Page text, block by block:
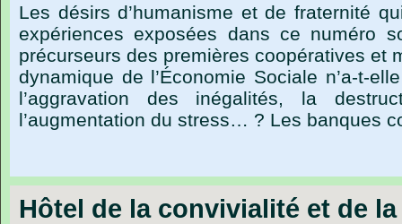
Les désirs d’humanisme et de fraternité
expériences exposées dans ce numéro
précurseurs des premières coopératives et
dynamique de l’Économie Sociale n’a-t-
l’aggravation des inégalités, la
l’augmentation du stress… ? Les banques
Hôtel de la convivialité et de